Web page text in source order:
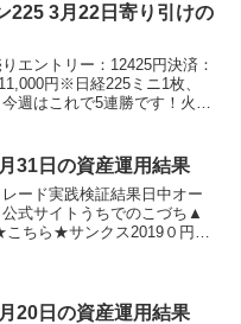
225 3月22日寄り引けの
エントリー：12425円決済：
円※日経225ミニ1枚、
週はこれで5連勝です！火曜
くことができています。こ
31日の資産運用結果
ード実践検証結果日中オー
式サイトうちでのこづち▲
こちら★サンクス2019０円-
20日の資産運用結果